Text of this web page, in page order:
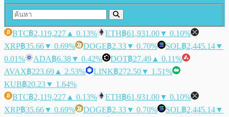
BTC฿2,119,227 ▲ 0.13% ETH฿61,931.00▼ 0.10%
XRP฿35.66▼ 0.69% DOGE฿2.33▼ 0.70% SOL฿2,445.14▼
0.01%
ADA฿6.38▼ 0.42% DOT฿27.49 ▲ 0.11%
AVAX฿223.69 ▲ 2.53% LINK฿272.50▼ 1.51%
KUB฿20.23▼ 1.64%
BTC฿2,119,227 ▲ 0.13% ETH฿61,931.00▼ 0.10%
XRP฿35.66▼ 0.69% DOGE฿2.33▼ 0.70% SOL฿2,445.14▼